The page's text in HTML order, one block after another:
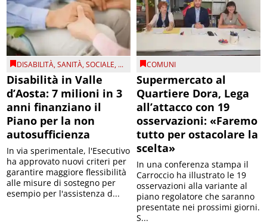
DISABILITÀ,SANITÀ,SOCIALE, ...
Disabilità in Valle
d’Aosta: 7 milioni in 3
anni finanziano il
Piano per la non
autosufficienza
In via sperimentale, l'Esecutivo
ha approvato nuovi criteri per
garantire maggiore flessibilità
alle misure di sostegno per
esempio per l'assistenza d...
COMUNI
Supermercato al
Quartiere Dora, Lega
all’attacco con 19
osservazioni: «Faremo
tutto per ostacolare la
scelta»
In una conferenza stampa il
Carroccio ha illustrato le 19
osservazioni alla variante al
piano regolatore che saranno
presentate nei prossimi giorni.
S...